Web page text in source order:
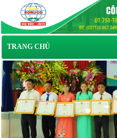
TRANG CHỦ